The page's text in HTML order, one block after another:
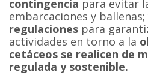
contingencia para evitar
embarcaciones y ballenas;
regulaciones para
actividades en torno a la
cetáceos se realicen de
regulada y sostenible.